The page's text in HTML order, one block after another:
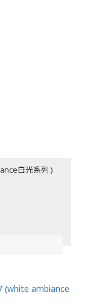
白光系列 )